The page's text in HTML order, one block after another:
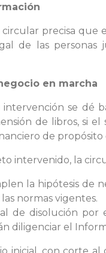
circular precisa
de las personas
en marcha
intervención se
de libros, si
de propósito
intervenido, la
la hipótesis
normas vigentes.
de disolución por
diligenciar el